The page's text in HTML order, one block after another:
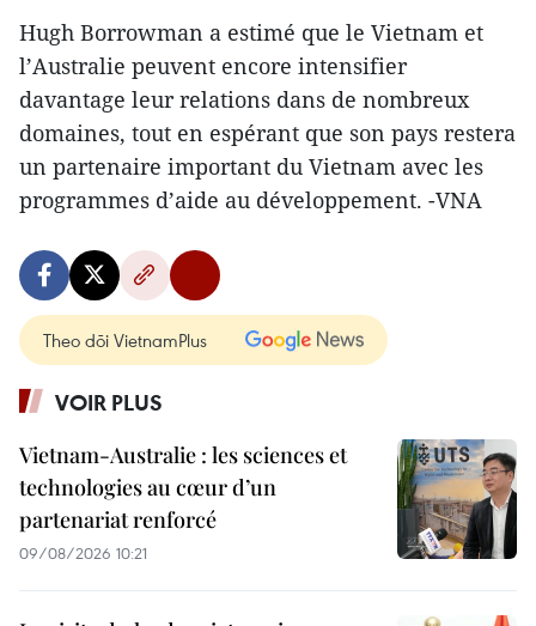
Hugh Borrowman a estimé que le Vietnam et
l’Australie peuvent encore intensifier
davantage leur relations dans de nombreux
domaines, tout en espérant que son pays restera
un partenaire important du Vietnam avec les
programmes d’aide au développement. -VNA
Theo dõi VietnamPlus
VOIR PLUS
Vietnam-Australie : les sciences et
technologies au cœur d’un
partenariat renforcé
09/08/2026 10:21